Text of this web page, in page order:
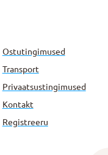
Ostutingimused
Transport
Privaatsus­tingimused
Kontakt
Registreeru